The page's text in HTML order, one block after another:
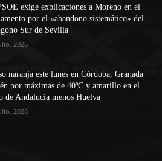
exige explicaciones a Moreno en el
por el «abandono sistemático» del
Sur de Sevilla
2026
naranja este lunes en Córdoba, Granada
por máximas de 40ºC y amarillo en el
de Andalucía menos Huelva
2026